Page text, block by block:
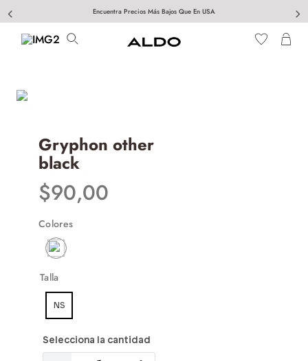
Encuentra Precios Más Bajos Que En USA
Gryphon other
black
$90,00
Colores
Talla
NS